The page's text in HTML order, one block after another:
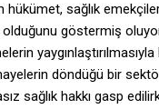
hükümet, sağlık
göstermiş
döndüğü bir
sağlık hakkı gasp